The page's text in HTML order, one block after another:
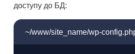
доступу до БД:
~/www/site_name/wp-